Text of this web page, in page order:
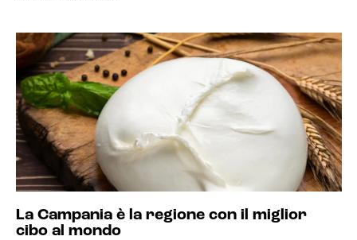
La Campania è la regione con il miglior
cibo al mondo